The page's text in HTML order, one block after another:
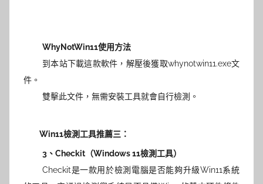
WhyNotWin11使用方法
到本站下載這款軟件，解壓後獲取whynotwin11.exe文
件。
雙擊此文件，無需安裝工具就會自行檢測。
Win11檢測工具推薦三：
3、 Checkit （Windows 11檢測工具）
Checkit是一款用於檢測電腦是否能夠升級Win11系統